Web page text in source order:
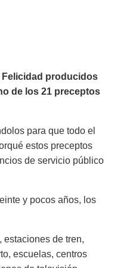
Felicidad producidos
de los 21 preceptos
para que todo el
estos preceptos
de servicio público
y pocos años, los
estaciones de tren,
escuelas, centros